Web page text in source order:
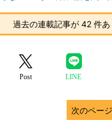
過去の連載記事が 42 件あ
Post LINE
次のペー